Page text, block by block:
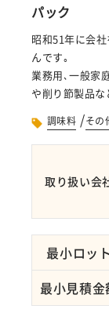
パック
昭和51年に会
んです｡
業務用､一般家
や削り節製品な
調味料 /その
取り扱い会
最小ロット
最小見積金